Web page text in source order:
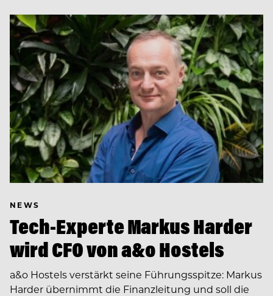
NEWS
Tech-Experte Markus Harder
wird CFO von a&o Hostels
a&o Hostels verstärkt seine Führungsspitze: Markus
Harder übernimmt die Finanzleitung und soll die